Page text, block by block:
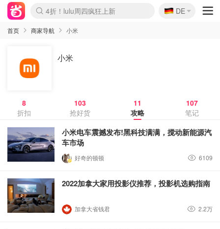
Boticinal 夏促开抢！
4折！lulu周四疯狂上新
还没结束！&OtherStories大促
Joybuy变相75折 随时失效
速领！Stanley独家85折
疑似霸哥！Camper额外叠85折
Zalando 奥莱闪促！每日更新
Moncler反季囤！5折起+叠9折
Coach Brooklyn仅€192
🇩🇪
DE
首页 商家导航 小米
小米
8
折扣
103
抢好货
11
攻略
107
笔记
小米电车震撼发布!黑科技满满，搅动新能源汽
车市场
好奇的顿顿 6109
2022加拿大家用投影仪推荐，投影机选购指南
加拿大省钱君 2.2万